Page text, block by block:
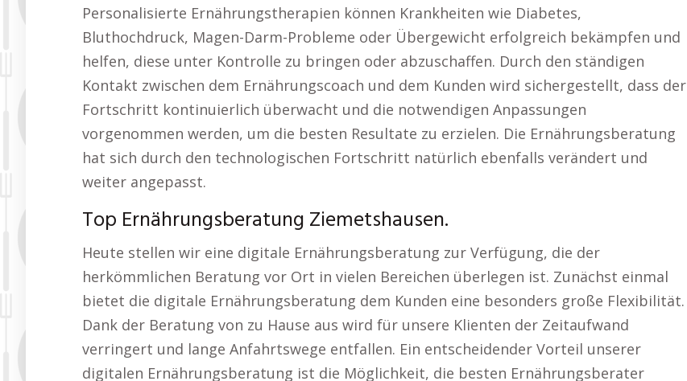
Personalisierte Ernährungstherapien können Krankheiten wie Diabetes,
Bluthochdruck, Magen-Darm-Probleme oder Übergewicht erfolgreich bekämpfen und
helfen, diese unter Kontrolle zu bringen oder abzuschaffen. Durch den ständigen
Kontakt zwischen dem Ernährungscoach und dem Kunden wird sichergestellt, dass der
Fortschritt kontinuierlich überwacht und die notwendigen Anpassungen
vorgenommen werden, um die besten Resultate zu erzielen. Die Ernährungsberatung
hat sich durch den technologischen Fortschritt natürlich ebenfalls verändert und
weiter angepasst.
Top Ernährungsberatung Ziemetshausen.
Heute stellen wir eine digitale Ernährungsberatung zur Verfügung, die der
herkömmlichen Beratung vor Ort in vielen Bereichen überlegen ist. Zunächst einmal
bietet die digitale Ernährungsberatung dem Kunden eine besonders große Flexibilität.
Dank der Beratung von zu Hause aus wird für unsere Klienten der Zeitaufwand
verringert und lange Anfahrtswege entfallen. Ein entscheidender Vorteil unserer
digitalen Ernährungsberatung ist die Möglichkeit, die besten Ernährungsberater